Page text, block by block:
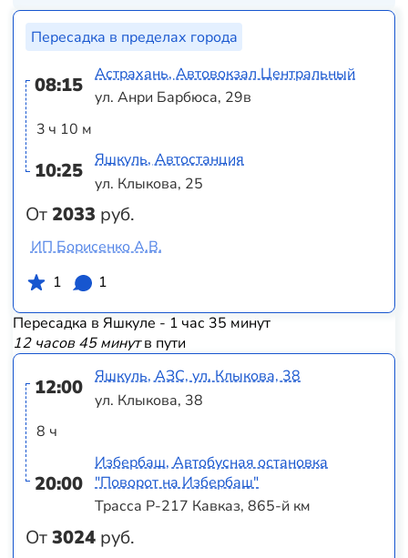
Пересадка в пределах города
08:15
3 ч 10 м
10:25
От2033 руб.
Астрахань, Автовокзал Центральный
ул. Анри Барбюса, 29в
Яшкуль, Автостанция
ул. Клыкова, 25
ИП Борисенко А.В.
1
1
Пересадка в Яшкуле - 1 час 35 минут
12 часов 45 минутв пути
12:00
8 ч
20:00
От3024 руб.
Яшкуль, АЗС, ул. Клыкова, 38
ул. Клыкова, 38
Избербаш, Автобусная остановка
"Поворот на Избербаш"
Трасса Р-217 Кавказ, 865-й км